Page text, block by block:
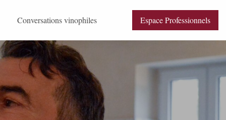
selon Anima Vinum
2025 pas à pas FAQ (Français / English)
Conversations vinophiles Espace Professionnels